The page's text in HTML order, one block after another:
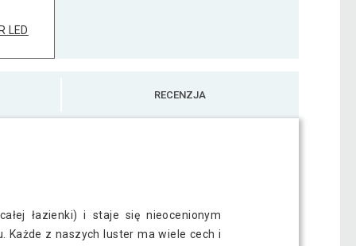
LED
RECENZJA
łazienki) i staje się nieocenionym
Każde z naszych luster ma wiele cech i